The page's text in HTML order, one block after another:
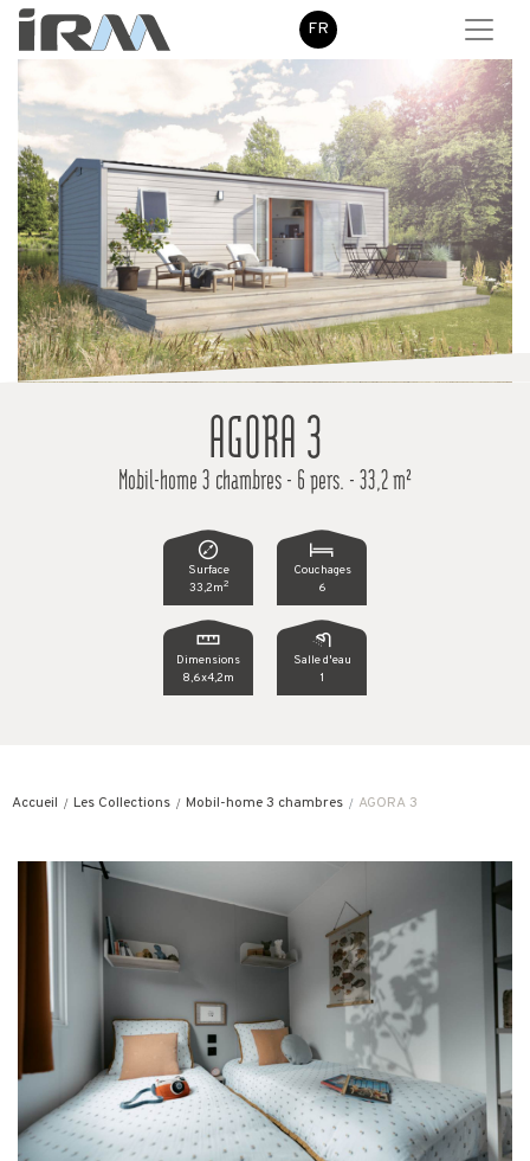
FR
AGORA 3
Mobil-home 3 chambres - 6 pers. - 33,2 m²
Surface
33,2m2
Couchages
6
Dimensions
8,6x4,2m
Salle d'eau
1
Accueil Les Collections Mobil-home 3 chambres AGORA 3